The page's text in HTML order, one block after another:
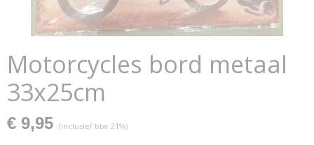
Motorcycles bord metaal
33x25cm
€ 9,95 (inclusief btw 21%)